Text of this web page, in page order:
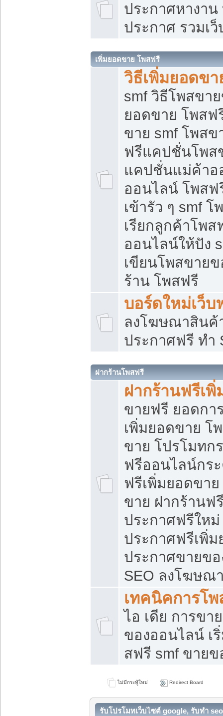
ประกาศหางาน
ประกาศ รวมเ
เพิ่มยอดขาย โพสฟรี
วิธีเพิ่มยอดข
smf วิธีโพสขา
ยอดขาย โพสฟ
ขาย smf โพส
ฟรีแคปชั่นโพส
แคปชั่นแม่ค้า
ออนไลน์ โพสฟ
เข้ารัว ๆ smf
เรียกลูกค้าโพส
ออนไลน์ให้ปัง
เขียนโพสขาย
ร้าน โพสฟรี
บอร์ดใหม่เว็บ
ลงโฆษณาสิน
ประกาศฟรี ทำ
ฝากร้านโพสฟรี
ฝากร้านฟรีเ
ขายฟรี ยอดกา
เพิ่มยอดขาย โ
ขาย โปรโมทก
ฟรีออนไลน์กร
ฟรีเพิ่มยอดขา
ขาย ฝากร้านฟ
ประกาศฟรีใหม่
ประกาศฟรีเพิ่
ประกาศขายข
SEO ลงโฆษณ
เทคนิคการโ
ไอ เดีย การขา
ของออนไลน์ เ
สฟรี smf ขาย
ไม่มีกระทู้ใหม่ Redirect Board
รับโปรโมทเว็บไซต์ google, รับทำ